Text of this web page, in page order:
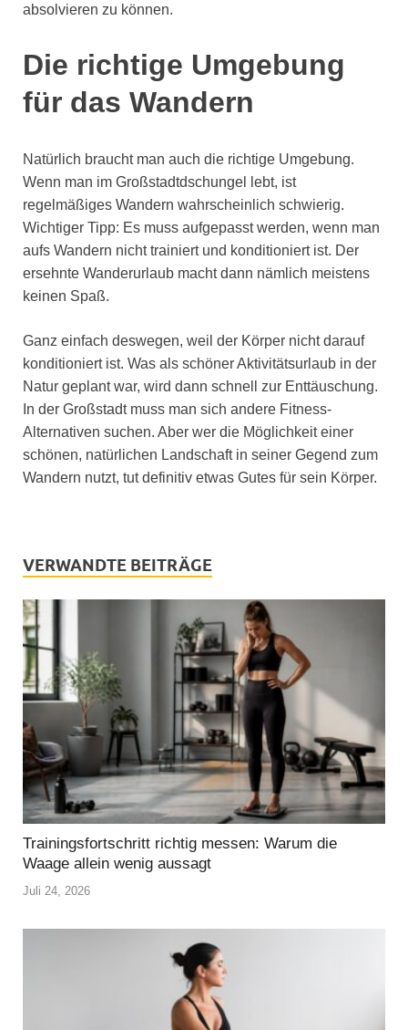
absolvieren zu können.
Die richtige Umgebung
für das Wandern
Natürlich braucht man auch die richtige Umgebung.
Wenn man im Großstadtdschungel lebt, ist
regelmäßiges Wandern wahrscheinlich schwierig.
Wichtiger Tipp: Es muss aufgepasst werden, wenn man
aufs Wandern nicht trainiert und konditioniert ist. Der
ersehnte Wanderurlaub macht dann nämlich meistens
keinen Spaß.
Ganz einfach deswegen, weil der Körper nicht darauf
konditioniert ist. Was als schöner Aktivitätsurlaub in der
Natur geplant war, wird dann schnell zur Enttäuschung.
In der Großstadt muss man sich andere Fitness-
Alternativen suchen. Aber wer die Möglichkeit einer
schönen, natürlichen Landschaft in seiner Gegend zum
Wandern nutzt, tut definitiv etwas Gutes für sein Körper.
VERWANDTE BEITRÄGE
Trainingsfortschritt richtig messen: Warum die
Waage allein wenig aussagt
Juli 24, 2026